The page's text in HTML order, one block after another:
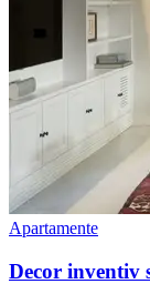
Apartamente
Decor inventiv